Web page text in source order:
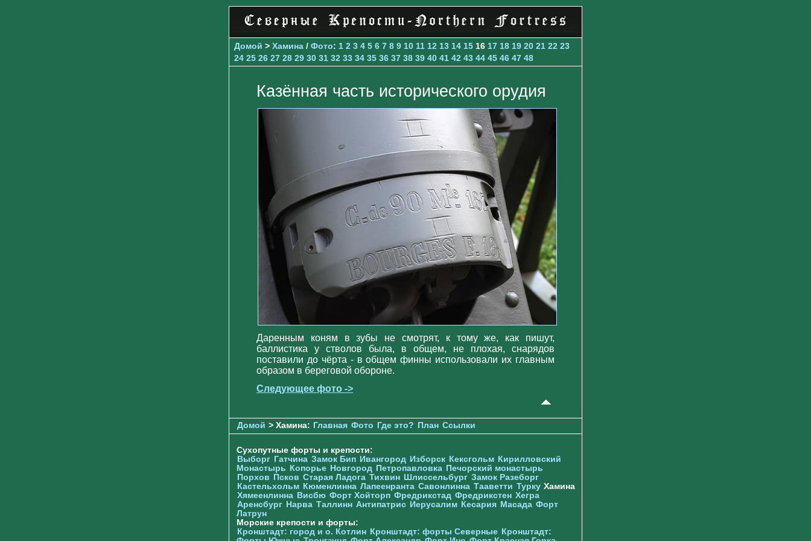
Домой > Хамина / Фото: 1 2 3 4 5 6 7 8 9 10 11 12 13 14 15 16 17 18 19 20 21 22 23
24 25 26 27 28 29 30 31 32 33 34 35 36 37 38 39 40 41 42 43 44 45 46 47 48
Казённая часть исторического орудия
Даренным коням в зубы не смотрят, к тому же, как пишут,
баллистика у стволов была, в общем, не плохая, снарядов
поставили до чёрта - в общем финны использовали их главным
образом в береговой обороне.
Следующее фото ->
Домой > Хамина: Главная Фото Где это? План Ссылки
Сухопутные форты и крепости:
Выборг Гатчина Замок Бип Ивангород Изборск Кексгольм Кирилловский
Монастырь
Копорье Новгород Петропавловка Печорcкий монастырь
Порхов
Псков Старая Ладога Тихвин Шлиссельбург Замок Разеборг
Кастельхольм Кюменлинна Лапеенранта Савонлинна Тааветти Турку Хамина
Хямеенлинна Висбю Форт Хойторп Фредрикстад Фредрикстен Хегра
Аренсбург Нарва Таллинн Антипатрис Иерусалим Кесария Масада Форт
Латрун
Морские крепости и форты:
Кронштадт: город и о. Котлин Кронштадт: форты Северные Кронштадт: